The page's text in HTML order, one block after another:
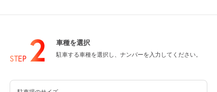
8月15日 (土) ¥2,300
STEP 2 車種を選択
駐車する車種を選択し、ナンバーを入力してください。